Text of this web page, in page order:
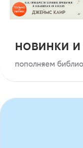
новинки
пополняем